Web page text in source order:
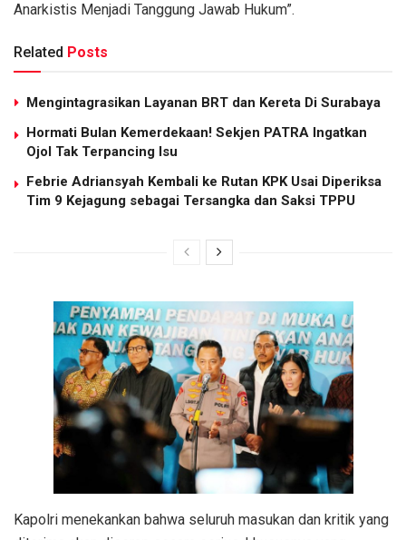
Anarkistis Menjadi Tanggung Jawab Hukum”.
Related Posts
Mengintagrasikan Layanan BRT dan Kereta Di Surabaya
Hormati Bulan Kemerdekaan! Sekjen PATRA Ingatkan
Ojol Tak Terpancing Isu
Febrie Adriansyah Kembali ke Rutan KPK Usai Diperiksa
Tim 9 Kejagung sebagai Tersangka dan Saksi TPPU
Kapolri menekankan bahwa seluruh masukan dan kritik yang